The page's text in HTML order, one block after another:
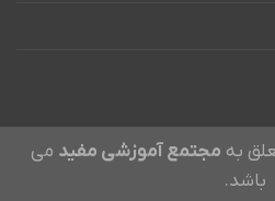
مجتمع آموزشی مفیدمی